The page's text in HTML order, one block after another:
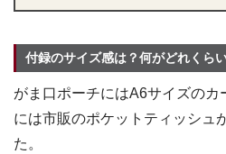
付録のサイズ感は？何がどれくら
がま口ポーチにはA6サイズのカ
には市販のポケットティッシュ
た。